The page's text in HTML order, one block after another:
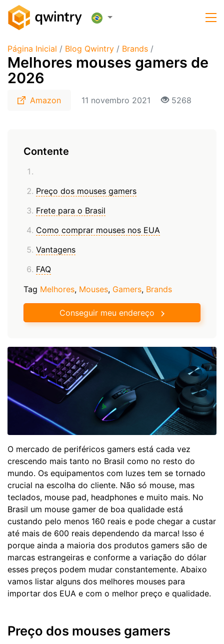
Página Inicial / Blog Qwintry / Brands /
Melhores mouses gamers de
2026
Amazon 11 novembro 2021 5268
Contente
Preço dos mouses gamers
Frete para o Brasil
Como comprar mouses nos EUA
Vantagens
FAQ
Tag Melhores, Mouses, Gamers, Brands
Conseguir meu endereço
O mercado de periféricos gamers está cada vez
crescendo mais tanto no Brasil como no resto do
mundo. Os equipamentos com luzes tem se tornado
crucial na escolha do cliente. Não só mouse, mas
teclados, mouse pad, headphones e muito mais. No
Brasil um mouse gamer de boa qualidade está
custando pelo menos 160 reais e pode chegar a custar
até mais de 600 reais dependendo da marca! Isso é
porque ainda a maioria dos produtos gamers são de
marcas estrangeiras e conforme a variação do dólar
esses preços podem mudar constantemente. Abaixo
vamos listar alguns dos melhores mouses para
importar dos EUA e com o melhor preço e qualidade.
Preço dos mouses gamers